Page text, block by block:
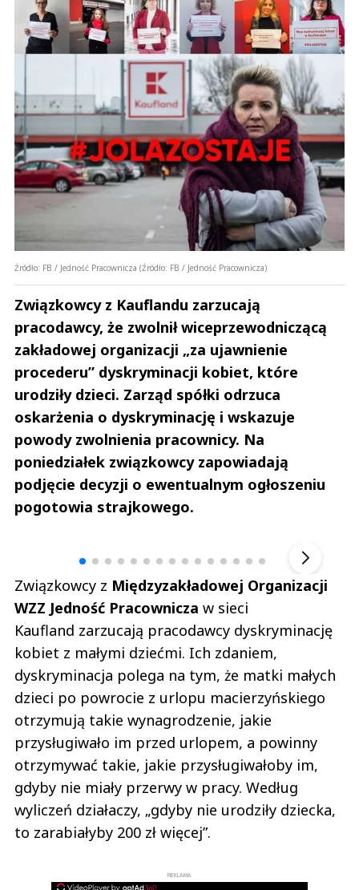
Źródło: FB / Jedność Pracownicza (Źródło: FB / Jedność Pracownicza)
Związkowcy z Kauflandu zarzucają
pracodawcy, że zwolnił wiceprzewodniczącą
zakładowej organizacji „za ujawnienie
procederu” dyskryminacji kobiet, które
urodziły dzieci. Zarząd spółki odrzuca
oskarżenia o dyskryminację i wskazuje
powody zwolnienia pracownicy. Na
poniedziałek związkowcy zapowiadają
podjęcie decyzji o ewentualnym ogłoszeniu
pogotowia strajkowego.
Związkowcy z Międzyzakładowej Organizacji
WZZ Jedność Pracownicza w sieci
Kaufland zarzucają pracodawcy dyskryminację
kobiet z małymi dziećmi. Ich zdaniem,
dyskryminacja polega na tym, że matki małych
dzieci po powrocie z urlopu macierzyńskiego
otrzymują takie wynagrodzenie, jakie
przysługiwało im przed urlopem, a powinny
otrzymywać takie, jakie przysługiwałoby im,
gdyby nie miały przerwy w pracy. Według
wyliczeń działaczy, „gdyby nie urodziły dziecka,
to zarabiałyby 200 zł więcej”.
REKLAMA